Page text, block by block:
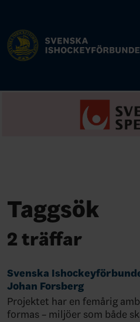
Taggsök
2 träffar
Svenska
Johan Forsberg
Projektet har en femårig
formas – miljöer som både